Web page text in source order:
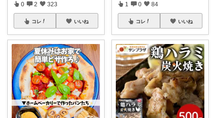
0 2 323
コレ いいね
1 0 84
コレ いいね